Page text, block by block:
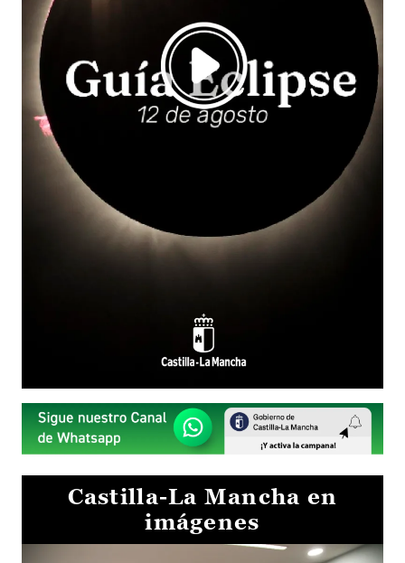
Castilla-La Mancha en
imágenes